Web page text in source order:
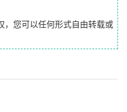
，您可以任何形式自由转载或